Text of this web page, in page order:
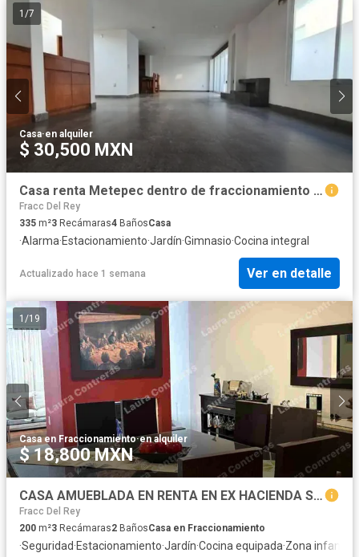
1 /7
Casa·en alquiler
$ 30,500 MXN
Casa renta Metepec dentro de fraccionamiento en Ave. La Asunción esquina Ave. Lerma
Fracc Del Rey
335 m²3 Recámaras4 BañosCasa
·Alarma·Estacionamiento·Jardín·Gimnasio·Cocina integral
Actualizado hace 1 semana Ver en detalle
1 /19
Casa en Fraccionamiento·en alquiler
$ 18,800 MXN
CASA AMUEBLADA EN RENTA EN EX HACIENDA SAN JOSÉ A 10 MINUTOS DEL AEROPUERTO DE TOLUCA, SALIDA RÁPIDA ATLACOMULCO Y CDMX.
Fracc Del Rey
200 m²3 Recámaras2 BañosCasa en Fraccionamiento
·Seguridad·Estacionamiento·Jardín·Cocina equipada·Zona infantil